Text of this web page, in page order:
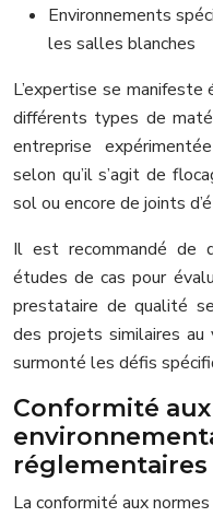
Environnements
les salles blanches
L’expertise se
différents types de
entreprise
selon qu’il s’agit de
sol ou encore de joints
Il est recommandé de
études de cas pour
prestataire de qualité
des projets similaires
surmonté les défis
Conformité
réglementaires
La conformité aux